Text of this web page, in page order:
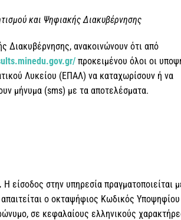
και Ψηφιακής Διακυβέρνησης
Διακυβέρνησης, ανακοινώνουν ότι από
/προκειμένου όλοι οι
Λυκείου (ΕΠΑΛ) να καταχωρίσουν ή να
μήνυμα (sms) με τα αποτελέσματα.
Η είσοδος στην υπηρεσία πραγματοποιείται
ο οκταψήφιος Κωδικός Υποψηφίου
σε κεφαλαίους ελληνικούς